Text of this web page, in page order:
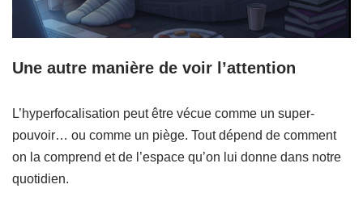
Une autre manière de voir l’attention
L’hyperfocalisation peut être vécue comme un super-
pouvoir… ou comme un piège. Tout dépend de comment
on la comprend et de l’espace qu’on lui donne dans notre
quotidien.